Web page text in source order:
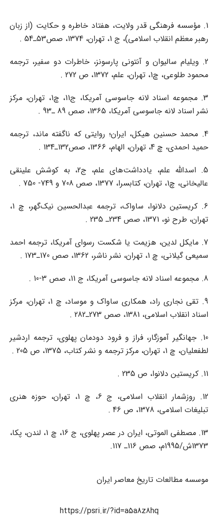
1. مؤسسه فرهنگی قدر ولایت، هفتاد خاطره و حکایت (از زبان
رهبر معظم انقلاب اسلامی)، ج 1، تهران، 1374، صص53ـ54 .
2. ویلیام سالیوان و آنتونی پارسونز، خاطرات دو سفیر، ترجمه
محمود طلوعی، چ1، تهران، علم، 1372، ص 272 .
3. مجموعه اسناد لانه جاسوسی آمریکا، ج11، چ1، تهران، مرکز
نشر اسناد لانه جاسوسی آمریکا، 1365، صص 89 ـ93 .
4. محمد حسنین‌ هیکل، ایران؛ روایتی که ناگفته ماند، ترجمه
حمید احمدی، چ 4، تهران، الهام، 1366، صص132ـ134 .
5. اسدالله علم، یادداشت‌های علم، ج2، به کوشش علینقی
عالیخانی، چ1، تهران، کتابسرا، 1377، صص 708 و 749- 750 .
6. کریستین دلانوا، ساواک، ترجمه عبدالحسین نیک‌گهر، چ 1،
تهران، طرح‌ نو، 1371، صص 234ـ 235 .
7. مایکل لدین، هزیمت یا شکست رسوای آمریکا، ترجمه احمد
سمیعی ‌گیلانی، چ 1، تهران، نشر ناشر، 1362، صص 170ـ173 .
8. مجموعه اسناد لانه جاسوسی آمریکا، ج 11، صص 3-10 .
9. تقی نجاری ‌راد، همکاری ساواک و موساد، چ 1، تهران، مرکز
اسناد انقلاب ‌اسلامی، 1381، صص 273ـ282 .
10. جهانگیر آموزگار، فراز و فرود دودمان پهلوی، ترجمه اردشیر
لطفعلیان، چ 1، تهران، مرکز ترجمه و نشر کتاب، 1375، ص 205 .
11. کریستین دلانوا، ص 235 .
12. روزشمار انقلاب ‌اسلامی، ج 6، چ 1، تهران، حوزه هنری
تبلیغات اسلامی، 1378، ص 46 .
13. مصطفی الموتی، ایران در عصر پهلوی، ج 16، چ 1، لندن، پکا،
1373ش/1995م، صص 116ـ 117.
موسسه مطالعات تاریخ معاصر ایران
https://psri.ir/?id=a5a8z8hq